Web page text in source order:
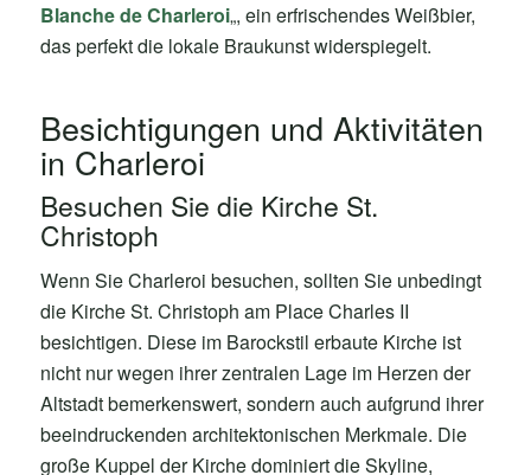
Blanche de Charleroi„, ein erfrischendes Weißbier,
das perfekt die lokale Braukunst widerspiegelt.
Besichtigungen und Aktivitäten
in Charleroi
Besuchen Sie die Kirche St.
Christoph
Wenn Sie Charleroi besuchen, sollten Sie unbedingt
die Kirche St. Christoph am Place Charles II
besichtigen. Diese im Barockstil erbaute Kirche ist
nicht nur wegen ihrer zentralen Lage im Herzen der
Altstadt bemerkenswert, sondern auch aufgrund ihrer
beeindruckenden architektonischen Merkmale. Die
große Kuppel der Kirche dominiert die Skyline,